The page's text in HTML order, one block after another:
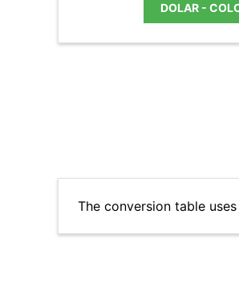
DOLAR -
The conversion table